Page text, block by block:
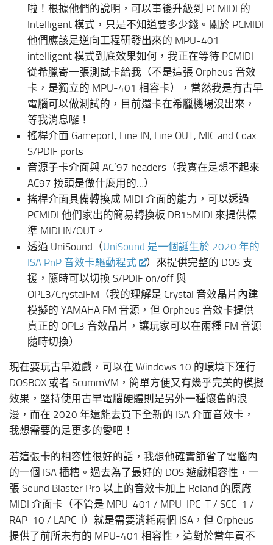
啦！根據他們的說明，可以事後升級到 PCMIDI 的
Intelligent 模式，只是不知道要多少錢。關於 PCMIDI
他們應該是逆向工程研發出來的 MPU-401
intelligent 模式到底效果如何，我正在等待 PCMIDI
從希臘寄一張測試卡給我（不是這張 Orpheus 音效
卡，是獨立的 MPU-401 相容卡），當然我是有古早
電腦可以做測試的，目前還卡在希臘機場沒出來，
等我消息囉！
搖桿介面 Gameport, Line IN, Line OUT, MIC and Coax
S/PDIF ports
音源子卡介面與 AC’97 headers（我實在是想不起來
AC97 接頭是做什麼用的…）
搖桿介面具備轉換成 MIDI 介面的能力，可以透過
PCMIDI 他們家出的簡易轉換板 DB15MIDI 來提供標
準 MIDI IN/OUT。
透過 UniSound（UniSound 是一個誕生於 2020 年的
ISA PnP 音效卡驅動程式
）來提供完整的 DOS 支
援，隨時可以切換 S/PDIF on/off 與
OPL3/CrystalFM（我的理解是 Crystal 音效晶片內建
模擬的 YAMAHA FM 音源，但 Orpheus 音效卡提供
真正的 OPL3 音效晶片，讓玩家可以在兩種 FM 音源
隨時切換）
現在要玩古早遊戲，可以在 Windows 10 的環境下運行
DOSBOX 或者 ScummVM，簡單方便又有幾乎完美的模擬
效果，堅持使用古早電腦硬體則是另外一種懷舊的浪
漫，而在 2020 年還能去買下全新的 ISA 介面音效卡，
我想需要的是更多的愛吧！
若這張卡的相容性很好的話，我想他確實節省了電腦內
的一個 ISA 插槽。過去為了最好的 DOS 遊戲相容性，一
張 Sound Blaster Pro 以上的音效卡加上 Roland 的原廠
MIDI 介面卡（不管是 MPU-401 / MPU-IPC-T / SCC-1 /
RAP-10 / LAPC-I）就是需要消耗兩個 ISA，但 Orpheus
提供了前所未有的 MPU-401 相容性，這對於當年買不